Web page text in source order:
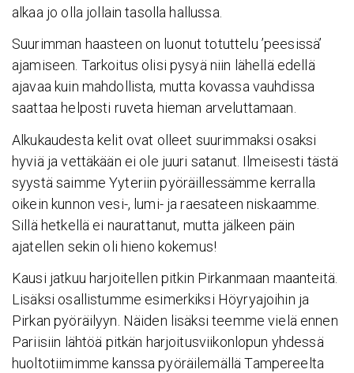
alkaa jo olla jollain tasolla hallussa.
Suurimman haasteen on luonut totuttelu ’peesissä’
ajamiseen. Tarkoitus olisi pysyä niin lähellä edellä
ajavaa kuin mahdollista, mutta kovassa vauhdissa
saattaa helposti ruveta hieman arveluttamaan.
Alkukaudesta kelit ovat olleet suurimmaksi osaksi
hyviä ja vettäkään ei ole juuri satanut. Ilmeisesti tästä
syystä saimme Yyteriin pyöräillessämme kerralla
oikein kunnon vesi-, lumi- ja raesateen niskaamme.
Sillä hetkellä ei naurattanut, mutta jälkeen päin
ajatellen sekin oli hieno kokemus!
Kausi jatkuu harjoitellen pitkin Pirkanmaan maanteitä.
Lisäksi osallistumme esimerkiksi Höyryajoihin ja
Pirkan pyöräilyyn. Näiden lisäksi teemme vielä ennen
Pariisiin lähtöä pitkän harjoitusviikonlopun yhdessä
huoltotiimimme kanssa pyöräilemällä Tampereelta